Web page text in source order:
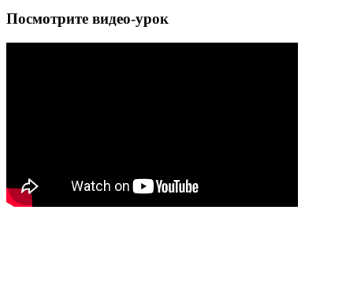
Посмотрите видео-урок